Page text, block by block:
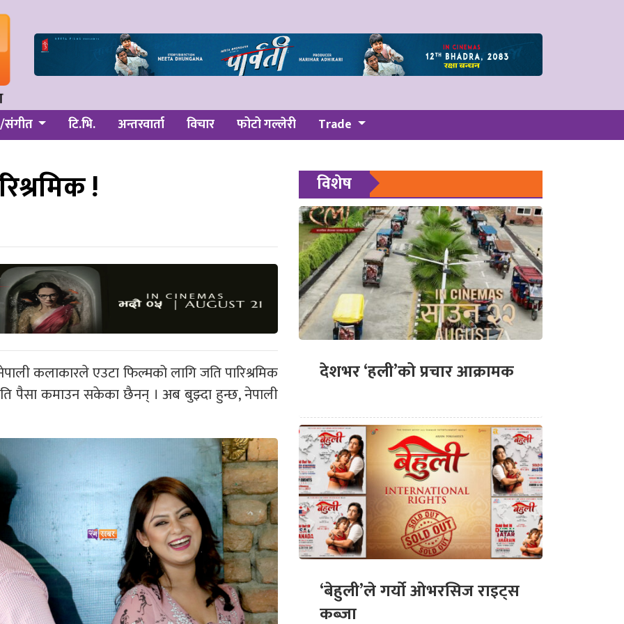
संगीत टि.भि. अन्तरवार्ता विचार फोटो गल्लेरी Trade
!
कलाकारले एउटा फिल्मको लागि जति पारिश्रमिक
पैसा कमाउन सकेका छैनन् । अब बुझ्दा हुन्छ, नेपाली
विशेष
देशभर ‘हली’को प्रचार आक्रामक
‘बेहुली’ले गर्यो ओभरसिज राइट्स
कब्जा